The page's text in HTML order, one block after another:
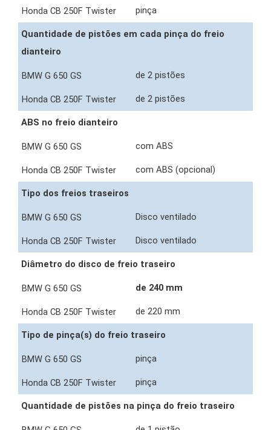
pinça
Quantidade de pistões em cada pinça do freio
dianteiro
de 2 pistões
de 2 pistões
ABS no freio dianteiro
com ABS
com ABS (opcional)
Tipo dos freios traseiros
Disco ventilado
Disco ventilado
Diâmetro do disco de freio traseiro
de 240 mm
de 220 mm
Tipo de pinça(s) do freio traseiro
pinça
pinça
Quantidade de pistões na pinça do freio traseiro